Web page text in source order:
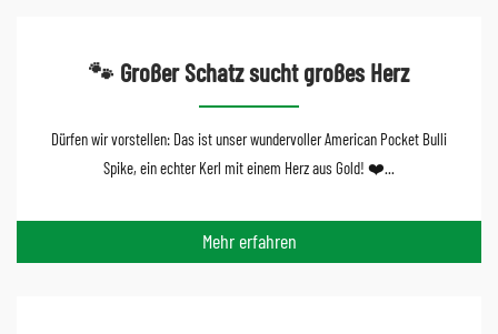
🐾 Großer Schatz sucht großes Herz
Dürfen wir vorstellen: Das ist unser wundervoller American Pocket Bulli
Spike, ein echter Kerl mit einem Herz aus Gold! ❤️...
Mehr erfahren